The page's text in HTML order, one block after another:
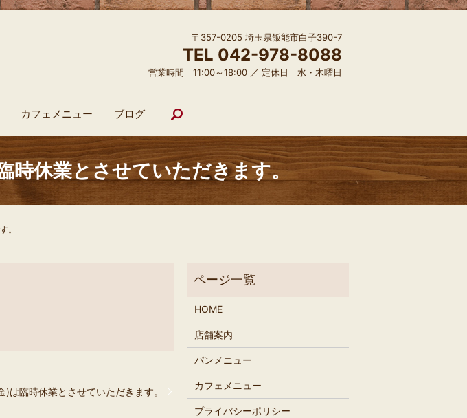
カフェメニュー ブログ
〒357-0205 埼玉県飯能市白子390-7
TEL 042-978-8088
営業時間 11:00～18:00 ／ 定休日 水・木曜日
時休業とさせていただきます。
。
は臨時休業とさせていただきます。
HOME
店舗案内
パンメニュー
カフェメニュー
プライバシーポリシー